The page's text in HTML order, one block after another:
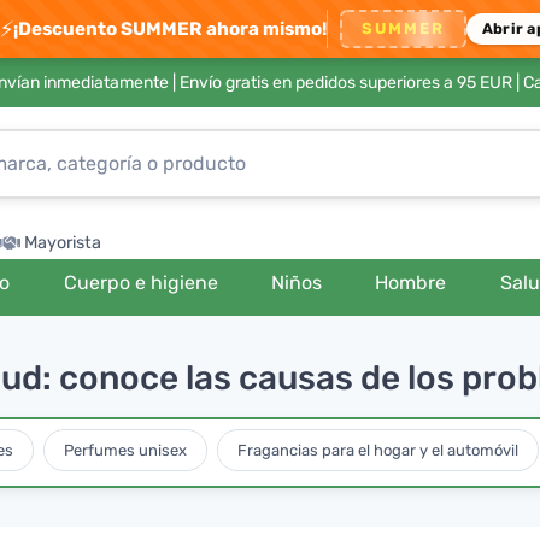
⚡¡Descuento SUMMER ahora mismo! SUMMER Abrir
inmediatamente | Envío gratis en pedidos superiores a 95 EUR|
Mayorista
Cuerpo e higiene Niños Hombre
conoce las causas de los
Perfumes unisex Fragancias para el hogar y el automóvil